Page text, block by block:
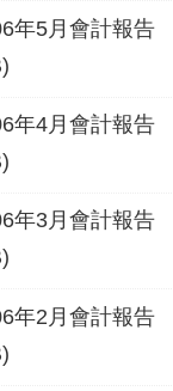
年5月會計報告
年4月會計報告
年3月會計報告
年2月會計報告